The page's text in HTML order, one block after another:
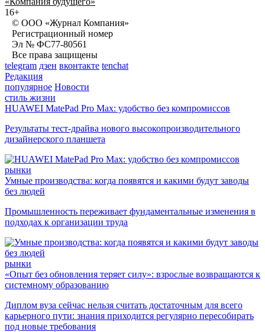
16+
© ООО «Журнал Компания»
Регистрационный номер
Эл № ФС77-80561
Все права защищены
telegram дзен вконтакте tenchat
Редакция
популярное Новости
стиль жизни
HUAWEI MatePad Pro Max: удобство без компромиссов
Результаты тест-драйва нового высокопроизводительного
дизайнерского планшета
рынки
Умные производства: когда появятся и какими будут заводы
без людей
Промышленность переживает фундаментальные изменения в
подходах к организации труда
рынки
«Опыт без обновления теряет силу»: взрослые возвращаются к
системному образованию
Диплом вуза сейчас нельзя считать достаточным для всего
карьерного пути: знания приходится регулярно пересобирать
под новые требования